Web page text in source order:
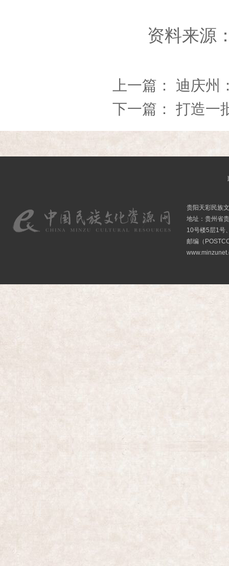
资料来源：
上一篇： 迪庆州
下一篇： 打造一
贵阳天彩民族
地址：贵州省
10号楼5层1号
邮编（